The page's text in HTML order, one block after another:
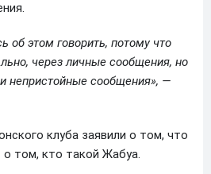
об этом говорить, потому что
через личные сообщения, но
непристойные сообщения», —
клуба заявили о том, что
том, кто такой Жабуа.